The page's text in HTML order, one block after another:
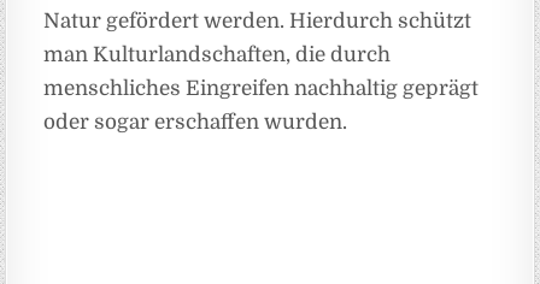
Natur gefördert werden. Hierdurch schützt
man Kulturlandschaften, die durch
menschliches Eingreifen nachhaltig geprägt
oder sogar erschaffen wurden.